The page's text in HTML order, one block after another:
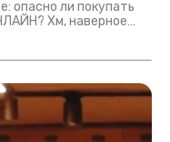
опасно ли покупать
наверное
Случись что -